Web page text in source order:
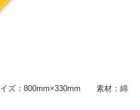
ズ：800mm×330mm 素材：綿